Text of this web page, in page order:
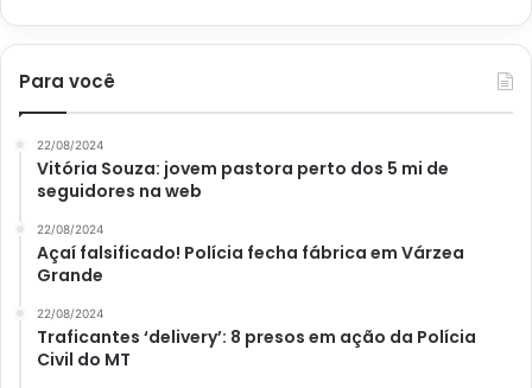
Aposte em almofadas e bancos
confortáveis
deixe de apostar em algumas almofadas coloridas e
bancos confortáveis. Além de uma decoração rústica e
moderna, esses objetos trarão conforto para o seu
descanso. Detalhe que faz toda a diferença, não é mesmo?
Agora que você já aprendeu tudo sobre o jardim boho, não
deixe de compartilhar essa matéria com os seus amigos
que são amantes de plantas. Além disso, não deixe de
Para você
22/08/2024
Vitória Souza: jovem pastora perto dos 5 mi de
seguidores na web
22/08/2024
Açaí falsificado! Polícia fecha fábrica em Várzea
Grande
22/08/2024
Traficantes ‘delivery’: 8 presos em ação da Polícia
Civil do MT